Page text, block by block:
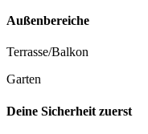
Außenbereiche
Terrasse/Balkon
Garten
Deine Sicherheit zuerst